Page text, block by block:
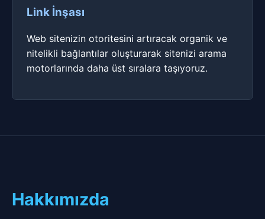
Link İnşası
Web sitenizin otoritesini artıracak organik ve
nitelikli bağlantılar oluşturarak sitenizi arama
motorlarında daha üst sıralara taşıyoruz.
Hakkımızda